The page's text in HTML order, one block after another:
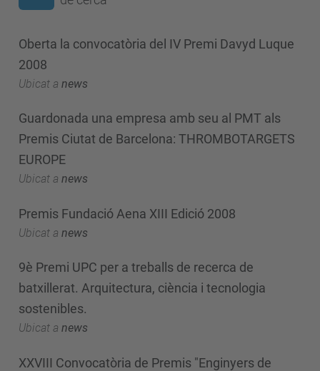
Oberta la convocatòria del IV Premi Davyd Luque
2008
Ubicat a news
Guardonada una empresa amb seu al PMT als
Premis Ciutat de Barcelona: THROMBOTARGETS
EUROPE
Ubicat a news
Premis Fundació Aena XIII Edició 2008
Ubicat a news
9è Premi UPC per a treballs de recerca de
batxillerat. Arquitectura, ciència i tecnologia
sostenibles.
Ubicat a news
XXVIII Convocatòria de Premis "Enginyers de